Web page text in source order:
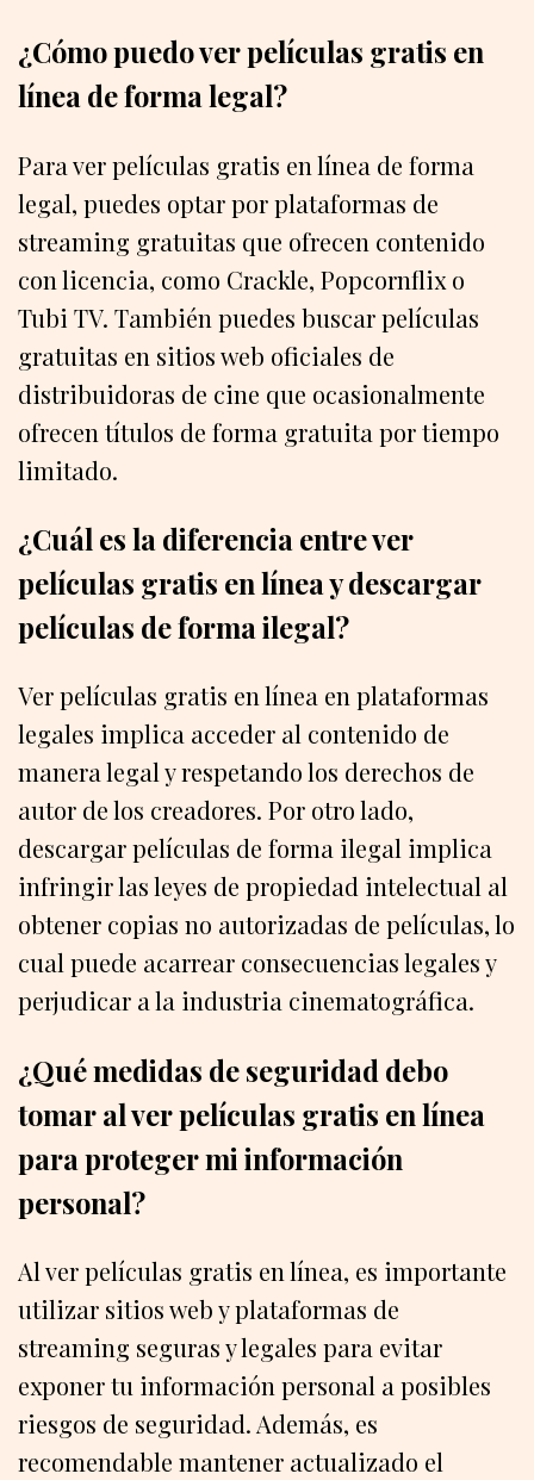
¿Cómo puedo ver películas gratis en
línea de forma legal?
Para ver películas gratis en línea de forma
legal, puedes optar por plataformas de
streaming gratuitas que ofrecen contenido
con licencia, como Crackle, Popcornflix o
Tubi TV. También puedes buscar películas
gratuitas en sitios web oficiales de
distribuidoras de cine que ocasionalmente
ofrecen títulos de forma gratuita por tiempo
limitado.
¿Cuál es la diferencia entre ver
películas gratis en línea y descargar
películas de forma ilegal?
Ver películas gratis en línea en plataformas
legales implica acceder al contenido de
manera legal y respetando los derechos de
autor de los creadores. Por otro lado,
descargar películas de forma ilegal implica
infringir las leyes de propiedad intelectual al
obtener copias no autorizadas de películas, lo
cual puede acarrear consecuencias legales y
perjudicar a la industria cinematográfica.
¿Qué medidas de seguridad debo
tomar al ver películas gratis en línea
para proteger mi información
personal?
Al ver películas gratis en línea, es importante
utilizar sitios web y plataformas de
streaming seguras y legales para evitar
exponer tu información personal a posibles
riesgos de seguridad. Además, es
recomendable mantener actualizado el